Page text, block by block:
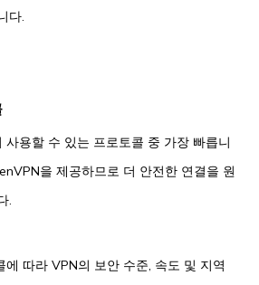
다.
용할 수 있는 프로토콜 중 가장 빠릅니
을 제공하므로 더 안전한 연결을 원
.
따라 VPN의 보안 수준, 속도 및 지역